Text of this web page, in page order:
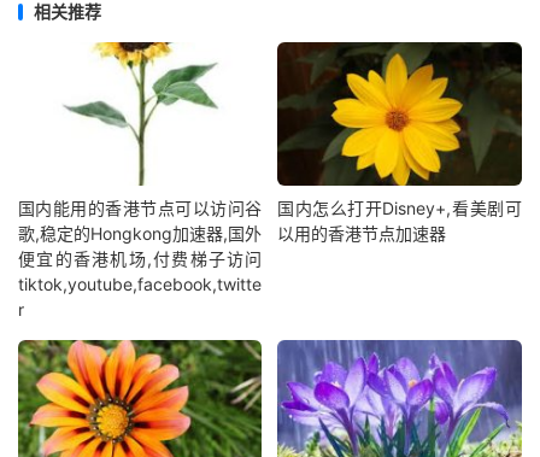
相关推荐
国内能用的香港节点可以访问谷
歌,稳定的Hongkong加速器,国外
便宜的香港机场,付费梯子访问
tiktok,youtube,facebook,twitte
r
国内怎么打开Disney+,看美剧可
以用的香港节点加速器